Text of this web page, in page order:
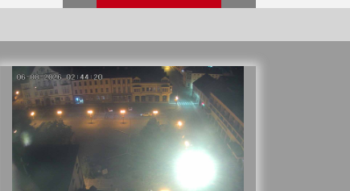
Veselí muzikanti
30. 7. 2026
Votavžatský ploty
23. 7. 2026